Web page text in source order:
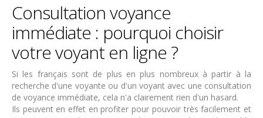
Consultation voyance
immédiate : pourquoi choisir
votre voyant en ligne ?
Si les français sont de plus en plus nombreux à partir à la
recherche d'une voyante ou d'un voyant avec une consultation
de voyance immédiate, cela n'a clairement rien d'un hasard.
Ils peuvent en effet en profiter pour pouvoir très facilement et